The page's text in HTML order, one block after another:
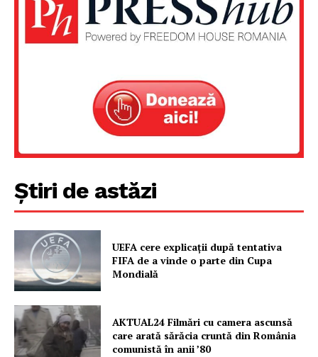
FREEDOM HOUSE ROMÂNIA
PRESShub
Despre noi / Echipa
Contact
Știri de astăzi
UEFA cere explicații după tentativa
FIFA de a vinde o parte din Cupa
Mondială
AKTUAL24 Filmări cu camera ascunsă
care arată sărăcia cruntă din România
comunistă în anii ’80